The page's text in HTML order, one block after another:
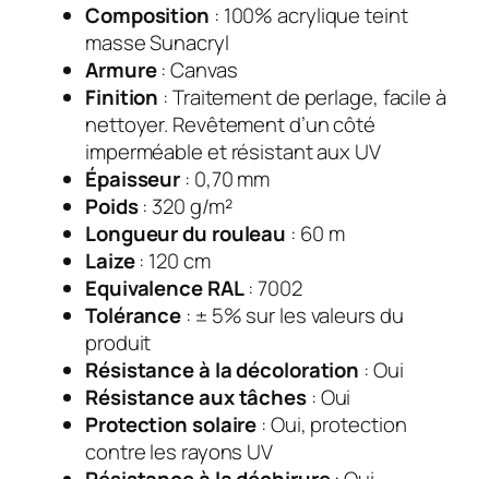
Composition : 100% acrylique teint
masse Sunacryl
Armure: Canvas
Finition : Traitement de perlage, facile à
nettoyer. Revêtement d’un côté
imperméable et résistant aux UV
Épaisseur : 0,70 mm
Poids: 320 g/m²
Longueur du rouleau : 60 m
Laize: 120 cm
Equivalence RAL: 7002
Tolérance : ± 5% sur les valeurs du
produit
Résistance à la décoloration : Oui
Résistance aux tâches: Oui
Protection solaire : Oui, protection
contre les rayons UV